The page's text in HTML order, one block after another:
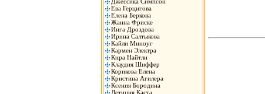
Ева Герцигова
Елена Беркова
Жанна Фриске
Инга Дроздова
Ирина Салтыкова
Кайли Миноуг
Кармен Электра
Кира Найтли
Клаудия Шиффер
Корикова Елена
Кристина Агилера
Ксения Бородина
Летиция Каста